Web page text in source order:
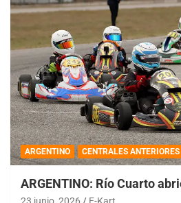
ARGENTINO CENTRALES ANTERIORES
ARGENTINO: Río Cuarto